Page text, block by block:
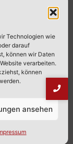
Technologien wie
darauf
können wir Daten
verarbeiten.
können
ansehen